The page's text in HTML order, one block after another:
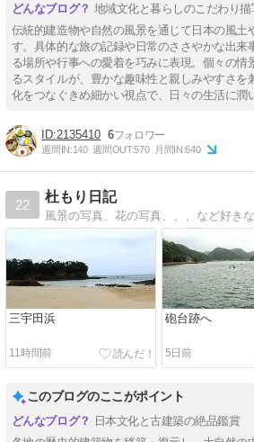
地域文化と暮らしのこだわり描
伝統的建造物や自然の風景を通じて日本の風土
す。具体的な旅の記録や日常のささやかな出来
る場所や行事への愛着を巧みに表現。個々の情
るスタイルが、豊かな趣味性と親しみやすさを
化をつなぐきめ細かい視点で、日々の生活に潤
2135410 6
週間IN:140 週間OUT:570 月間IN:640
22
杜もり日記
三宇田浜
11時間前
砲台跡へ
5日前
このブログのここがポイント
日本文化と古建築の絶品鑑賞